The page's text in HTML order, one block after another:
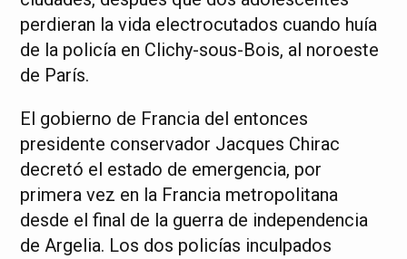
perdieran la vida electrocutados cuando huía
de la policía en Clichy-sous-Bois, al noroeste
de París.
El gobierno de Francia del entonces
presidente conservador Jacques Chirac
decretó el estado de emergencia, por
primera vez en la Francia metropolitana
desde el final de la guerra de independencia
de Argelia. Los dos policías inculpados